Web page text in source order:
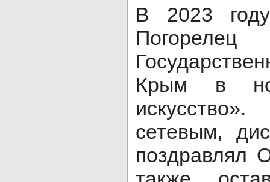
В 2023
Крым в
сетевым,
поздравлял